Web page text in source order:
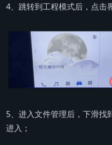
4、跳转到工程模式后，点击
5、进入文件管理后，下滑找
进入；